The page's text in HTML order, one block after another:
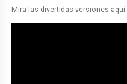
Mira las divertidas versiones aquí: